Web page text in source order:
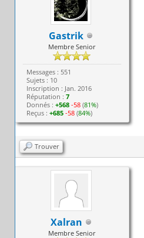
Gastrik
Membre Senior
Messages : 551
Sujets : 10
Inscription : Jan. 2016
Réputation : 7
Donnés : +568 -58(81%)
Reçus : +685 -58(84%)
Trouver
Xalran
Membre Senior